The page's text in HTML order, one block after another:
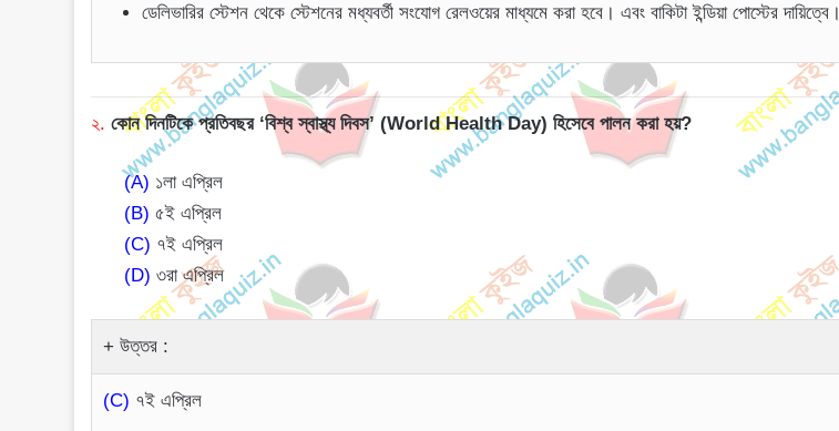
ডেলিভারির স্টেশন থেকে স্টেশনের মধ্যবর্তী সংযোগ রেলওয়ের মাধ্যমে করা হবে। এবং বাকিটা ইন্ডিয়া পোস্টের দায়িত্বে।
২. কোন দিনটিকে প্রতিবছর ‘বিশ্ব স্বাস্থ্য দিবস’ (World Health Day) হিসেবে পালন করা হয়?
(A) ১লা এপ্রিল
(B) ৫ই এপ্রিল
(C) ৭ই এপ্রিল
(D) ৩রা এপ্রিল
উত্তর :
(C) ৭ই এপ্রিল